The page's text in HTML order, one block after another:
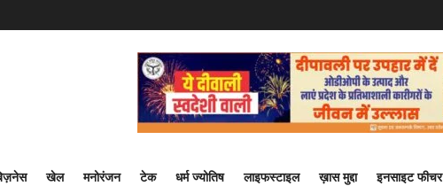
खेल मनोरंजन टेक धर्म ज्योतिष लाइफस्टाइल ख़ास मुद्दा इनसाइट फीचर